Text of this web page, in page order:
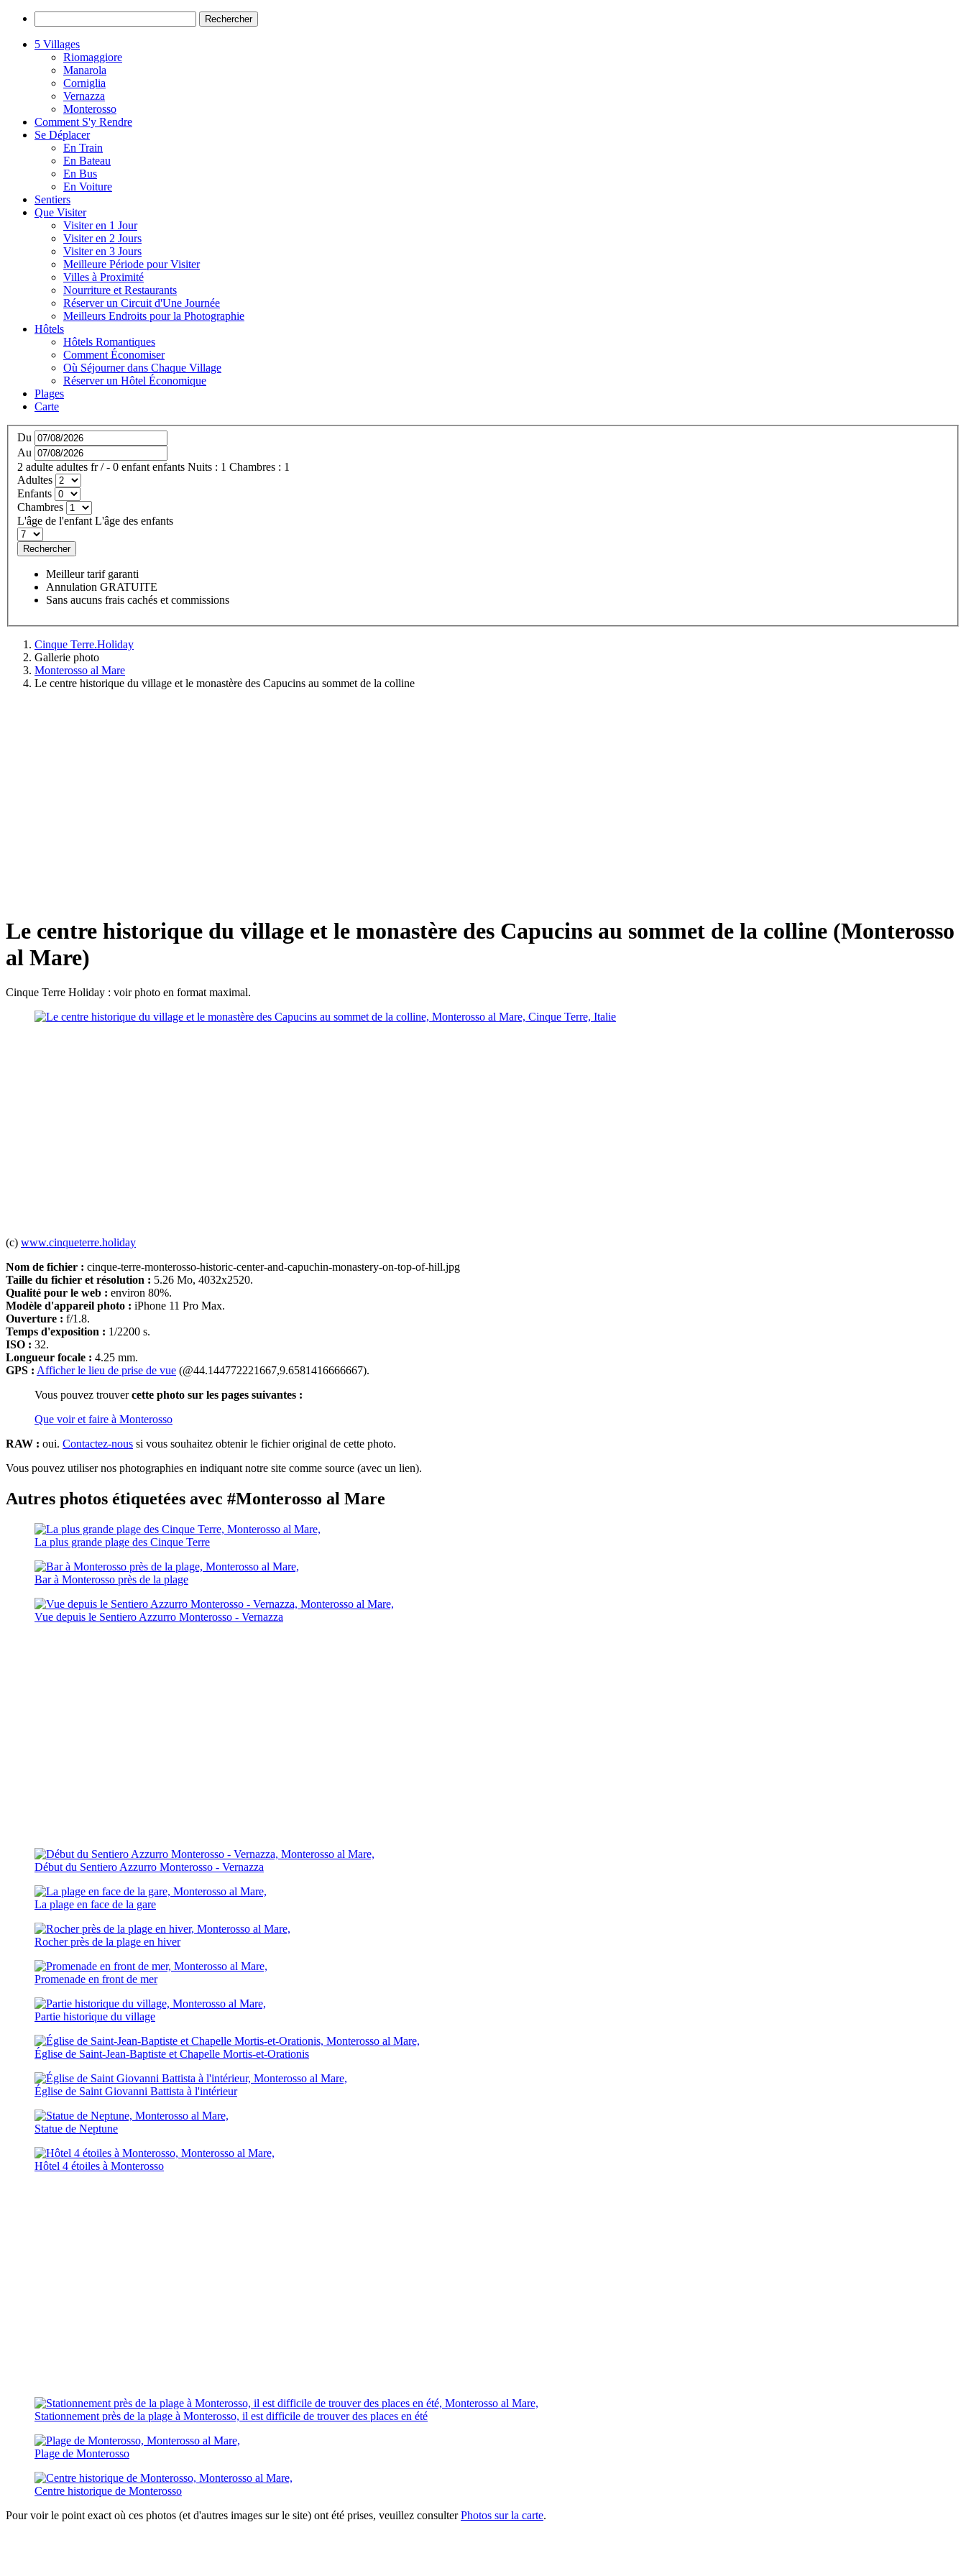
5 Villages
Riomaggiore
Manarola
Corniglia
Vernazza
Monterosso
Comment S'y Rendre
Se Déplacer
En Train
En Bateau
En Bus
En Voiture
Sentiers
Que Visiter
Visiter en 1 Jour
Visiter en 2 Jours
Visiter en 3 Jours
Meilleure Période pour Visiter
Villes à Proximité
Nourriture et Restaurants
Réserver un Circuit d'Une Journée
Meilleurs Endroits pour la Photographie
Hôtels
Hôtels Romantiques
Comment Économiser
Où Séjourner dans Chaque Village
Réserver un Hôtel Économique
Plages
Carte
Du
Au
2 adulte adultes fr / - 0 enfant enfants Nuits : 1 Chambres : 1
Adultes
Enfants
Chambres
L'âge de l'enfant L'âge des enfants
Rechercher
Meilleur tarif garanti
Annulation GRATUITE
Sans aucuns frais cachés et commissions
Cinque Terre.Holiday
Gallerie photo
Monterosso al Mare
Le centre historique du village et le monastère des Capucins au sommet de la colline
Le centre historique du village et le monastère des Capucins au sommet de la colline (Monterosso
al Mare)
Cinque Terre Holiday : voir photo en format maximal.
(c) www.cinqueterre.holiday
Nom de fichier : cinque-terre-monterosso-historic-center-and-capuchin-monastery-on-top-of-hill.jpg
Taille du fichier et résolution : 5.26 Mo, 4032x2520.
Qualité pour le web : environ 80%.
Modèle d'appareil photo : iPhone 11 Pro Max.
Ouverture : f/1.8.
Temps d'exposition : 1/2200 s.
ISO : 32.
Longueur focale : 4.25 mm.
GPS : Afficher le lieu de prise de vue (@44.144772221667,9.6581416666667).
Vous pouvez trouvercette photo sur les pages suivantes :
Que voir et faire à Monterosso
RAW : oui. Contactez-nous si vous souhaitez obtenir le fichier original de cette photo.
Vous pouvez utiliser nos photographies en indiquant notre site comme source (avec un lien).
Autres photos étiquetées avec #Monterosso al Mare
La plus grande plage des Cinque Terre
Bar à Monterosso près de la plage
Vue depuis le Sentiero Azzurro Monterosso - Vernazza
Début du Sentiero Azzurro Monterosso - Vernazza
La plage en face de la gare
Rocher près de la plage en hiver
Promenade en front de mer
Partie historique du village
Église de Saint-Jean-Baptiste et Chapelle Mortis-et-Orationis
Église de Saint Giovanni Battista à l'intérieur
Statue de Neptune
Hôtel 4 étoiles à Monterosso
Stationnement près de la plage à Monterosso, il est difficile de trouver des places en été
Plage de Monterosso
Centre historique de Monterosso
Pour voir le point exact où ces photos (et d'autres images sur le site) ont été prises, veuillez consulterPhotos sur la carte.